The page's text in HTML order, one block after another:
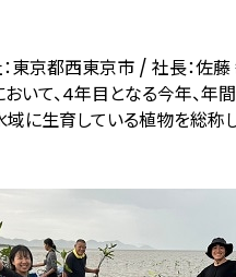
東京都西東京市 / 社長：佐藤
いて、4年目となる今年、年
生育している植物を総称し